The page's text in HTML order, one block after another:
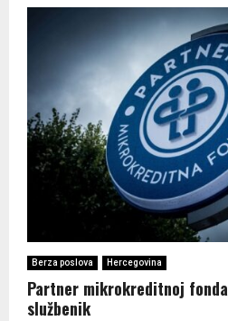
Berza poslova Hercegovina
Partner mikrokreditnoj
službenik